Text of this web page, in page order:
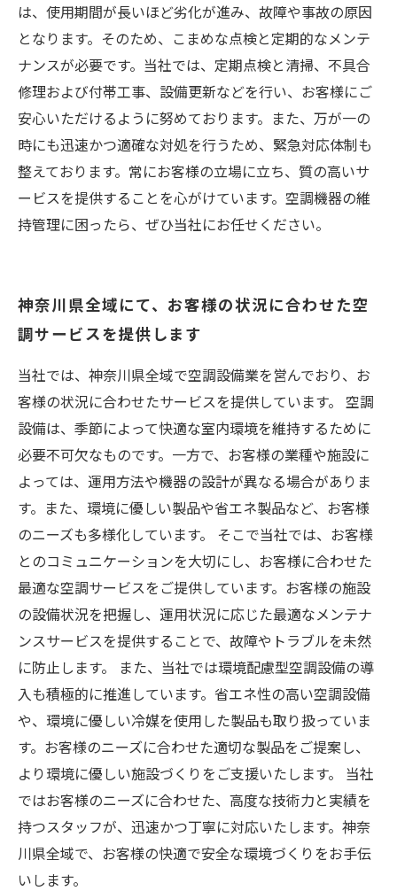
は、使用期間が長いほど劣化が進み、故障や事故の原因
となります。そのため、こまめな点検と定期的なメンテ
ナンスが必要です。当社では、定期点検と清掃、不具合
修理および付帯工事、設備更新などを行い、お客様にご
安心いただけるように努めております。また、万が一の
時にも迅速かつ適確な対処を行うため、緊急対応体制も
整えております。常にお客様の立場に立ち、質の高いサ
ービスを提供することを心がけています。空調機器の維
持管理に困ったら、ぜひ当社にお任せください。
神奈川県全域にて、お客様の状況に合わせた空
調サービスを提供します
当社では、神奈川県全域で空調設備業を営んでおり、お
客様の状況に合わせたサービスを提供しています。 空調
設備は、季節によって快適な室内環境を維持するために
必要不可欠なものです。一方で、お客様の業種や施設に
よっては、運用方法や機器の設計が異なる場合がありま
す。また、環境に優しい製品や省エネ製品など、お客様
のニーズも多様化しています。 そこで当社では、お客様
とのコミュニケーションを大切にし、お客様に合わせた
最適な空調サービスをご提供しています。お客様の施設
の設備状況を把握し、運用状況に応じた最適なメンテナ
ンスサービスを提供することで、故障やトラブルを未然
に防止します。 また、当社では環境配慮型空調設備の導
入も積極的に推進しています。省エネ性の高い空調設備
や、環境に優しい冷媒を使用した製品も取り扱っていま
す。お客様のニーズに合わせた適切な製品をご提案し、
より環境に優しい施設づくりをご支援いたします。 当社
ではお客様のニーズに合わせた、高度な技術力と実績を
持つスタッフが、迅速かつ丁寧に対応いたします。神奈
川県全域で、お客様の快適で安全な環境づくりをお手伝
いします。